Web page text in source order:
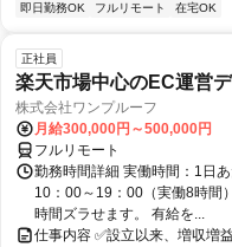
即日勤務OK フルリモート 在宅OK
正社員
楽天市場中心のEC運営
株式会社ワンプルーフ
月給300,000円～500,000円
フルリモート
勤務時間詳細 実働時間：1日
10：00～19：00（実働8時間
時間ズラせます。 有給を...
仕事内容 ✅設立以来、増収増